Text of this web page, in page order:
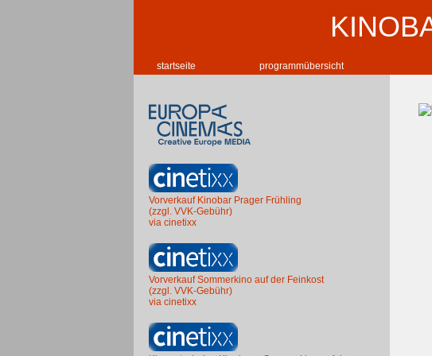
startseite programmübersicht
Vorverkauf Kinobar Prager Frühling
(zzgl. VVK-Gebühr)
via cinetixx
Vorverkauf Sommerkino auf der Feinkost
(zzgl. VVK-Gebühr)
via cinetixx